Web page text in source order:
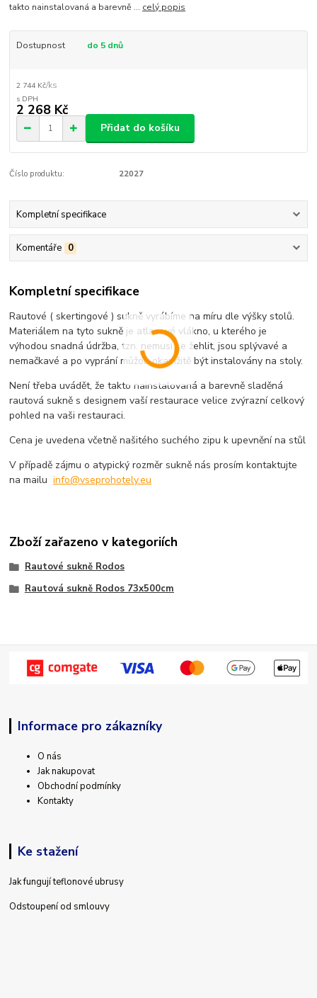
takto nainstalovaná a barevně ... celý popis
Dostupnost do 5 dnů
2 744 Kč/ks
2 268 Kč
Přidat do košíku
Číslo produktu: 22027
Kompletní specifikace
Komentáře 0
Kompletní specifikace
Rautové ( skertingové ) sukně vyrábíme na míru dle výšky stolů.
Materiálem na tyto sukně je atlasové vlákno, u kterého je
výhodou snadná údržba, tzn. nemusí se žehlit, jsou splývavé a
nemačkavé a po vyprání můžou okamžitě být instalovány na stoly.
Není třeba uvádět, že takto nainstalovaná a barevně sladěná
rautová sukně s designem vaší restaurace velice zvýrazní celkový
pohled na vaši restauraci.
Cena je uvedena včetně našitého suchého zipu k upevnění na stůl
V případě zájmu o atypický rozměr sukně nás prosím kontaktujte
na mailuinfo@vseprohotely.eu
Zboží zařazeno v kategoriích
Rautové sukně Rodos
Rautová sukně Rodos 73x500cm
Informace pro zákazníky
O nás
Jak nakupovat
Obchodní podmínky
Kontakty
Ke stažení
Jak fungují teflonové ubrusy
Odstoupení od smlouvy